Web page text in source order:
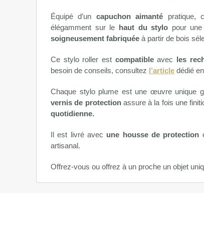
Équipé d’un capuchon aimanté pratique,
élégamment sur le haut du stylo pour
soigneusement fabriquée à partir de bois
Ce stylo roller est compatibleavec les
besoin de conseils, consultez l’article dédié
Chaque stylo plume est une œuvre unique
vernis de protectionassure à la fois une
quotidienne.
Il est livré avec une housse de protection
artisanal.
Offrez-vous ou offrez à un proche un objet